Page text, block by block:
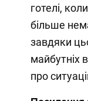
готелі,
більше
завдяки
майбутніх
про